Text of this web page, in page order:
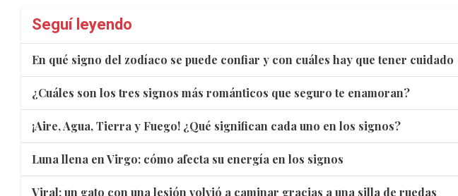
Seguí leyendo
En qué signo del zodíaco se puede confiar y con cuáles hay que tener cuidado
¿Cuáles son los tres signos más románticos que seguro te enamoran?
¡Aire, Agua, Tierra y Fuego! ¿Qué significan cada uno en los signos?
Luna llena en Virgo: cómo afecta su energía en los signos
Viral: un gato con una lesión volvió a caminar gracias a una silla de ruedas